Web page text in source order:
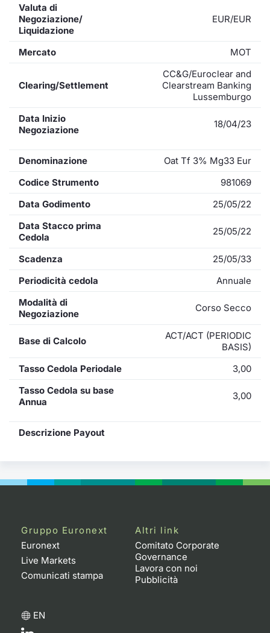
Valuta di
Negoziazione/
Liquidazione
EUR/EUR
Mercato MOT
Clearing/Settlement
CC&G/Euroclear and
Clearstream Banking
Lussemburgo
Data Inizio
Negoziazione
18/04/23
Denominazione
Oat Tf 3% Mg33 Eur
Codice Strumento
981069
Data Godimento
25/05/22
Data Stacco prima
Cedola
25/05/22
Scadenza
25/05/33
Periodicità cedola
Annuale
Modalità di
Negoziazione
Corso Secco
Base di Calcolo
ACT/ACT (PERIODIC
BASIS)
Tasso Cedola Periodale
3,00
Tasso Cedola su base
Annua
3,00
Descrizione Payout
Gruppo Euronext
Euronext
Live Markets
Comunicati stampa
Altri link
Comitato Corporate
Governance
Lavora con noi
Pubblicità
EN